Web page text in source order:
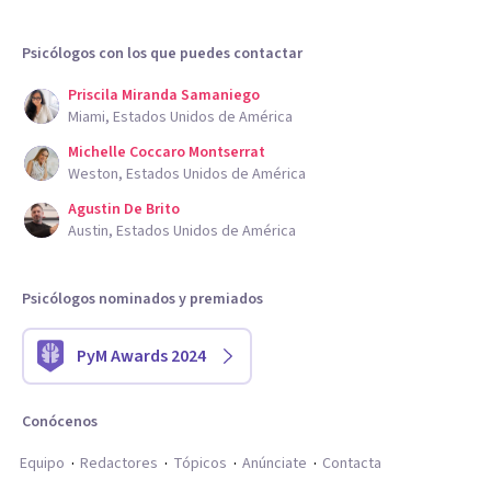
Psicólogos con los que puedes contactar
Priscila Miranda Samaniego
Miami, Estados Unidos de América
Michelle Coccaro Montserrat
Weston, Estados Unidos de América
Agustin De Brito
Austin, Estados Unidos de América
Psicólogos nominados y premiados
PyM Awards 2024
Conócenos
Equipo
Redactores Tópicos Anúnciate Contacta